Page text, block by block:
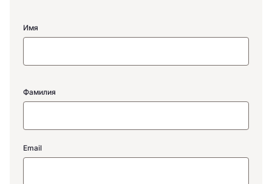
Имя
Фамилия
Email